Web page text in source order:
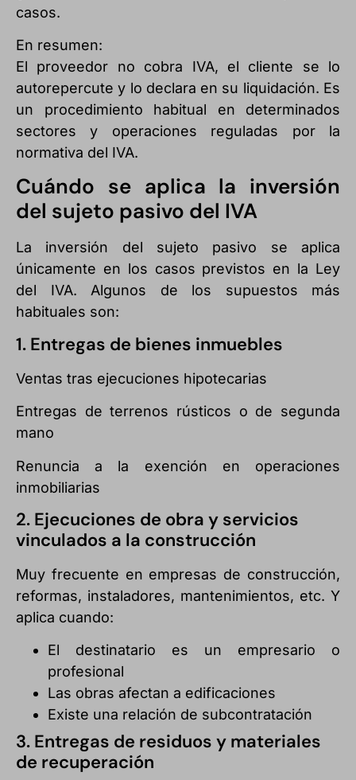
casos.
En resumen:
El proveedor no cobra IVA, el cliente se lo
autorepercute y lo declara en su liquidación. Es
un procedimiento habitual en determinados
sectores y operaciones reguladas por la
normativa del IVA.
Cuándo se aplica la inversión
del sujeto pasivo del IVA
La inversión del sujeto pasivo se aplica
únicamente en los casos previstos en la Ley
del IVA. Algunos de los supuestos más
habituales son:
1. Entregas de bienes inmuebles
Ventas tras ejecuciones hipotecarias
Entregas de terrenos rústicos o de segunda
mano
Renuncia a la exención en operaciones
inmobiliarias
2. Ejecuciones de obra y servicios
vinculados a la construcción
Muy frecuente en empresas de construcción,
reformas, instaladores, mantenimientos, etc. Y
aplica cuando:
El destinatario es un empresario o
profesional
Las obras afectan a edificaciones
Existe una relación de subcontratación
3. Entregas de residuos y materiales
de recuperación